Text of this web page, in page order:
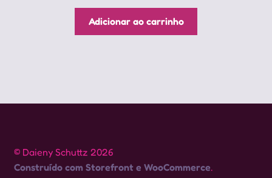
Adicionar ao carrinho
© Daieny Schuttz 2026
Construído com Storefront e WooCommerce.